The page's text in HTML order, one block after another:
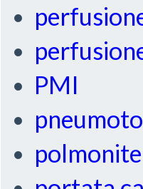
PMI
polmonite